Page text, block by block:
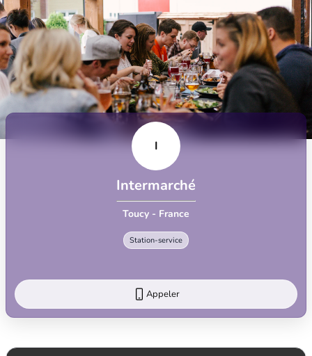
I
Intermarché
Toucy - France
Station-service
Appeler